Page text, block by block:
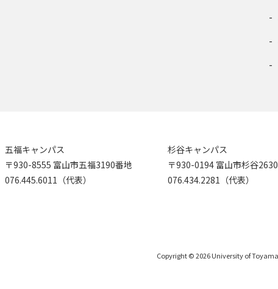
五福キャンパス
〒930-8555 富山市五福3190番地
076.445.6011（代表）
杉谷キャンパス
〒930-0194 富山市杉谷
076.434.2281（代表）
Copyright © 2026 University of